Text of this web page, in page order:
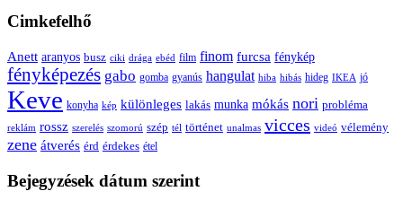
Cimkefelhő
Anett aranyos busz ciki drága ebéd film finom furcsa fénykép
fényképezés gabo gomba gyanús hangulat hiba hibás hideg IKEA jó
Keve konyha kép különleges lakás munka mókás nori probléma
reklám rossz szerelés szomorú szép tél történet unalmas vicces videó vélemény
zene átverés érd érdekes étel
Bejegyzések dátum szerint